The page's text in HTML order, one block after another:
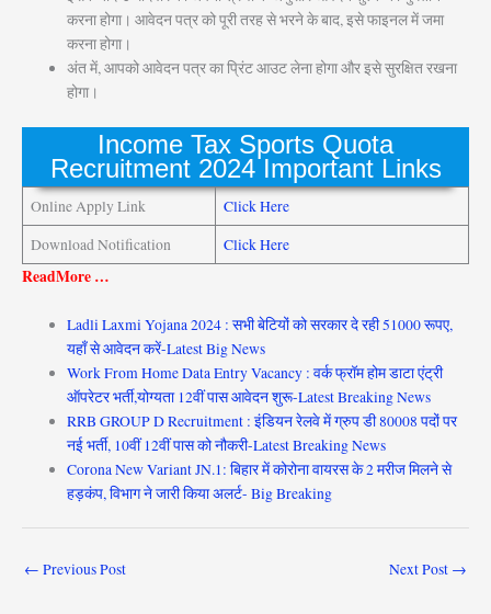
करना होगा। आवेदन पत्र को पूरी तरह से भरने के बाद, इसे फाइनल में जमा
करना होगा।
अंत में, आपको आवेदन पत्र का प्रिंट आउट लेना होगा और इसे सुरक्षित रखना
होगा।
Income Tax Sports Quota
Recruitment 2024 Important Links
Online Apply Link
Click Here
Download Notification
Click Here
ReadMore …
Ladli Laxmi Yojana 2024 : सभी बेटियों को सरकार दे रही 51000 रूपए,
यहाँ से आवेदन करें-Latest Big News
Work From Home Data Entry Vacancy : वर्क फ्रॉम होम डाटा एंट्री
ऑपरेटर भर्ती,योग्यता 12वीं पास आवेदन शुरू-Latest Breaking News
RRB GROUP D Recruitment : इंडियन रेलवे में ग्रुप डी 80008 पदों पर
नई भर्ती, 10वीं 12वीं पास को नौकरी-Latest Breaking News
Corona New Variant JN.1: बिहार में कोरोना वायरस के 2 मरीज मिलने से
हड़कंप, विभाग ने जारी किया अलर्ट- Big Breaking
← Previous Post Next Post →